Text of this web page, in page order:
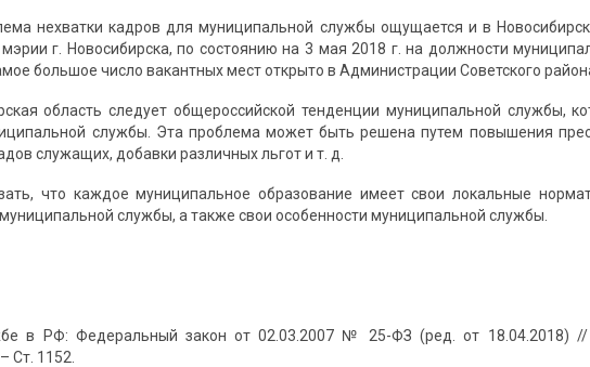
нехватки кадров для муниципальной службы ощущается и в
г. Новосибирска, по состоянию на 3 мая 2018 г. на должности
большое число вакантных мест открыто в Администрации Советского
область следует общероссийской тенденции муниципальной службы,
службы. Эта проблема может быть решена путем повышения
служащих, добавки различных льгот и т. д.
что каждое муниципальное образо­вание имеет свои локальные
службы, а также свои особенности муниципальной службы.
в РФ: Федеральный закон от 02.03.2007 № 25-ФЗ (ред. от 18.04.2018) //
Ст. 1152.